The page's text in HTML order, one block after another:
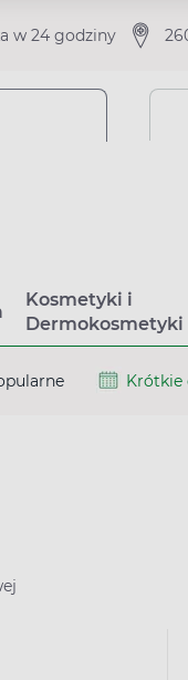
w 24 godziny
Kosmetyki i
Dermokosmetyki
Krótkie